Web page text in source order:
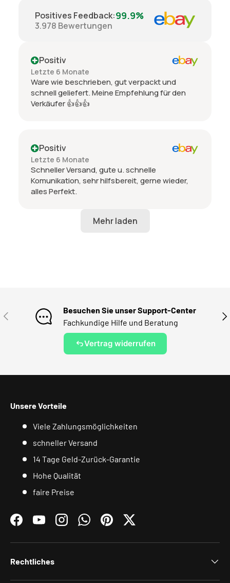
Positives Feedback:99.9%
3.978 Bewertungen
Positiv
Letzte 6 Monate
Ware wie beschrieben, gut verpackt und
schnell geliefert. Meine Empfehlung für den
Verkäufer 👍👍👍
Positiv
Letzte 6 Monate
Schneller Versand, gute u. schnelle
Komunikation, sehr hilfsbereit, gerne wieder,
alles Perfekt.
VORHERIGE
Besuchen Sie unser Support-Center
Fachkundige Hilfe und Beratung
Vertrag widerrufen
Unsere Vorteile
Viele Zahlungsmöglichkeiten
schneller Versand
14 Tage Geld-Zurück-Garantie
Hohe Qualität
faire Preise
FacebookYouTubeInstagramWhatsAppPinterestTwitter
Rechtliches